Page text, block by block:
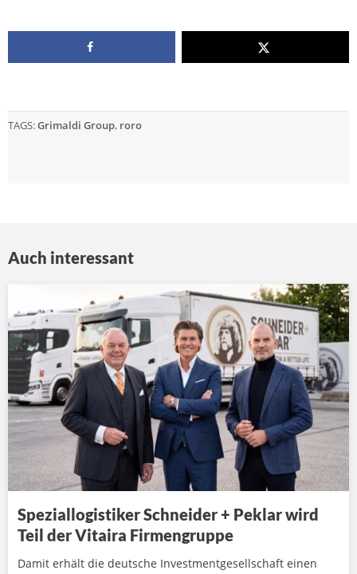
TAGS:Grimaldi Group, roro
Auch interessant
Speziallogistiker Schneider + Peklar wird
Teil der Vitaira Firmengruppe
Damit erhält die deutsche Investmentgesellschaft einen